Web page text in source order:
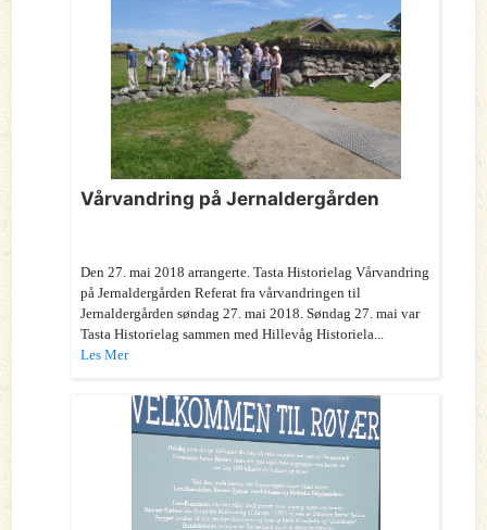
Vårvandring på Jernaldergården
Den 27. mai 2018 arrangerte. Tasta Historielag Vårvandring
på Jernaldergården Referat fra vårvandringen til
Jernaldergården søndag 27. mai 2018. Søndag 27. mai var
Tasta Historielag sammen med Hillevåg Historiela...
Les Mer